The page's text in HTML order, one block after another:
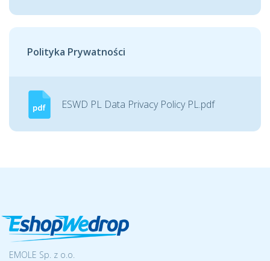
Polityka Prywatności
ESWD PL Data Privacy Policy PL.pdf
EMOLE Sp. z o.o.